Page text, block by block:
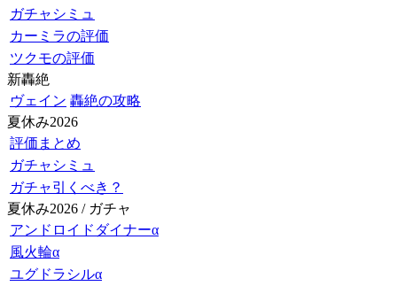
ガチャシミュ
カーミラの評価
ツクモの評価
新轟絶
ヴェイン 轟絶の攻略
夏休み2026
評価まとめ
ガチャシミュ
ガチャ引くべき？
夏休み2026 / ガチャ
アンドロイドダイナーα
風火輪α
ユグドラシルα